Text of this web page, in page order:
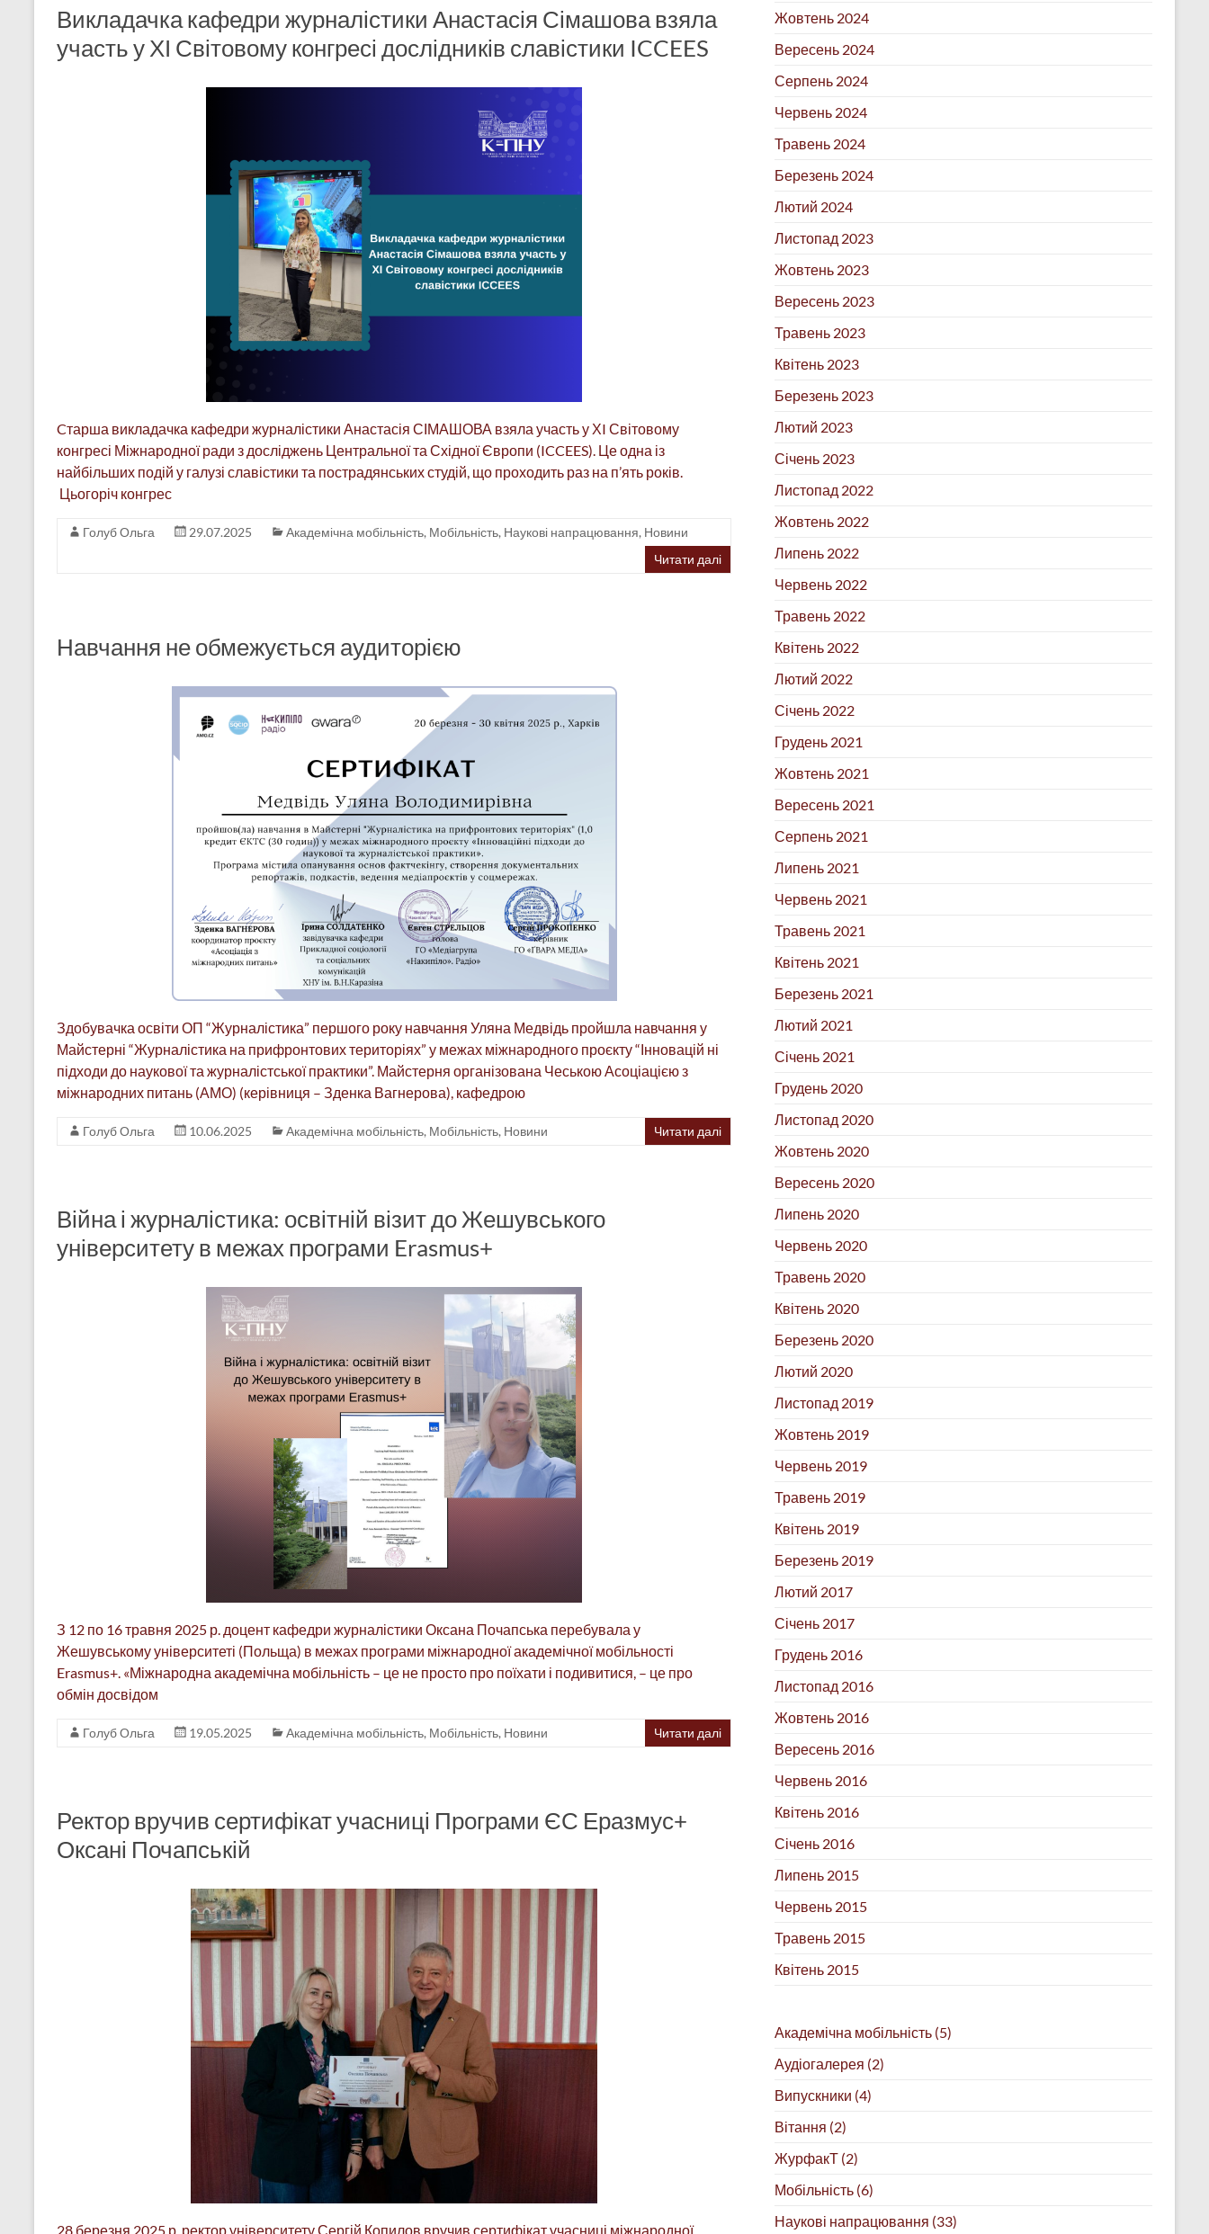
Викладачка кафедри журналістики Анастасія Сімашова взяла
участь у ХІ Світовому конгресі дослідників славістики ICCEES
Cтарша викладачка кафедри журналістики Анастасія СІМАШОВА взяла участь у ХI Світовому
конгресі Міжнародної ради з досліджень Центральної та Східної Європи (ICCEES). Це одна із
найбільших подій у галузі славістики та пострадянських студій, що проходить раз на п’ять років.
Цьогоріч конгрес
Голуб Ольга 29.07.2025 Академічна мобільність, Мобільність, Наукові напрацювання, Новини
Читати далі
Навчання не обмежується аудиторією
Здобувачка освіти ОП “Журналістика” першого року навчання Уляна Медвідь пройшла навчання у
Майстерні “Журналістика на прифронтових територіях” у межах міжнародного проєкту “Інновацій ні
підходи до наукової та журналістської практики”. Майстерня організована Чеською Асоціацією з
міжнародних питань (АМО) (керівниця – Зденка Вагнерова), кафедрою
Голуб Ольга 10.06.2025 Академічна мобільність, Мобільність, Новини Читати далі
Війна і журналістика: освітній візит до Жешувського
університету в межах програми Erasmus+
З 12 по 16 травня 2025 р. доцент кафедри журналістики Оксана Почапська перебувала у
Жешувському університеті (Польща) в межах програми міжнародної академічної мобільності
Erasmus+. «Міжнародна академічна мобільність – це не просто про поїхати і подивитися, – це про
обмін досвідом
Голуб Ольга 19.05.2025 Академічна мобільність, Мобільність, Новини Читати далі
Ректор вручив сертифікат учасниці Програми ЄС Еразмус+
Оксані Почапській
28 березня 2025 р. ректор університету Сергій Копилов вручив сертифікат учасниці міжнародної
Жовтень 2024
Вересень 2024
Серпень 2024
Червень 2024
Травень 2024
Березень 2024
Лютий 2024
Листопад 2023
Жовтень 2023
Вересень 2023
Травень 2023
Квітень 2023
Березень 2023
Лютий 2023
Січень 2023
Листопад 2022
Жовтень 2022
Липень 2022
Червень 2022
Травень 2022
Квітень 2022
Лютий 2022
Січень 2022
Грудень 2021
Жовтень 2021
Вересень 2021
Серпень 2021
Липень 2021
Червень 2021
Травень 2021
Квітень 2021
Березень 2021
Лютий 2021
Січень 2021
Грудень 2020
Листопад 2020
Жовтень 2020
Вересень 2020
Липень 2020
Червень 2020
Травень 2020
Квітень 2020
Березень 2020
Лютий 2020
Листопад 2019
Жовтень 2019
Червень 2019
Травень 2019
Квітень 2019
Березень 2019
Лютий 2017
Січень 2017
Грудень 2016
Листопад 2016
Жовтень 2016
Вересень 2016
Червень 2016
Квітень 2016
Січень 2016
Липень 2015
Червень 2015
Травень 2015
Квітень 2015
Академічна мобільність (5)
Аудіогалерея (2)
Випускники (4)
Вітання (2)
ЖурфакТ (2)
Мобільність (6)
Наукові напрацювання (33)